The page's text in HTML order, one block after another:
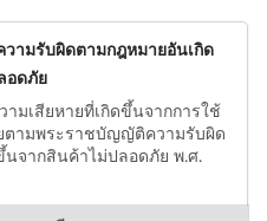
วามรับผิดตามกฎหมายอันเกิด
อดภัย
มเสียหายที่เกิดขึ้นจากการใช้
ตามพระราชบัญญัติความรับผิด
นจากสินค้าไม่ปลอดภัย พ.ศ.